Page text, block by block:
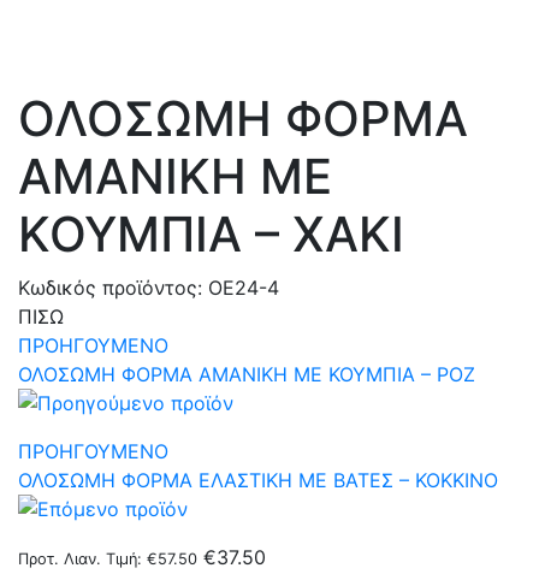
ΟΛΟΣΩΜΗ ΦΟΡΜΑ
ΑΜΑΝΙΚΗ ΜΕ
ΚΟΥΜΠΙΑ – ΧΑΚΙ
Κωδικός προϊόντος: OE24-4
ΠΙΣΩ
ΠΡΟΗΓΟΥΜΕΝΟ
ΟΛΟΣΩΜΗ ΦΟΡΜΑ ΑΜΑΝΙΚΗ ΜΕ ΚΟΥΜΠΙΑ – ΡΟΖ
ΠΡΟΗΓΟΥΜΕΝΟ
ΟΛΟΣΩΜΗ ΦΟΡΜΑ ΕΛΑΣΤΙΚΗ ΜΕ ΒΑΤΕΣ – ΚΟΚΚΙΝΟ
Προτ. Λιαν. Τιμή: €57.50 €37.50